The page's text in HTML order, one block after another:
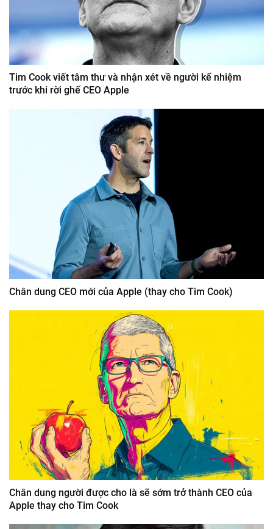
Tim Cook viết tâm thư và nhận xét về người kế nhiệm
trước khi rời ghế CEO Apple
Chân dung CEO mới của Apple (thay cho Tim Cook)
Chân dung người được cho là sẽ sớm trở thành CEO của
Apple thay cho Tim Cook